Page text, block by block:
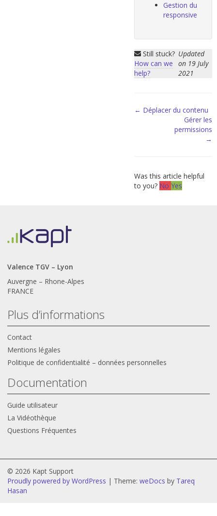
Gestion du
responsive
Still stuck?
How can we
help?
Updated
on 19 July
2021
Doc
navigation
← Déplacer du contenu
Gérer les
permissions
→
Was this article helpful
to you? No Yes
Valence TGV – Lyon
Auvergne – Rhone-Alpes
FRANCE
Plus d’informations
Contact
Mentions légales
Politique de confidentialité – données personnelles
Documentation
Guide utilisateur
La Vidéothèque
Questions Fréquentes
© 2026 Kapt Support
Proudly powered by WordPress | Theme: weDocs by Tareq
Hasan